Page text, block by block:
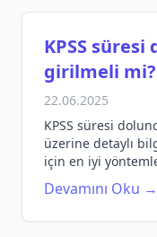
KPSS süresi
girilmeli mi?
22.06.2025
KPSS süresi
üzerine detaylı
için en iyi
Devamını Oku →